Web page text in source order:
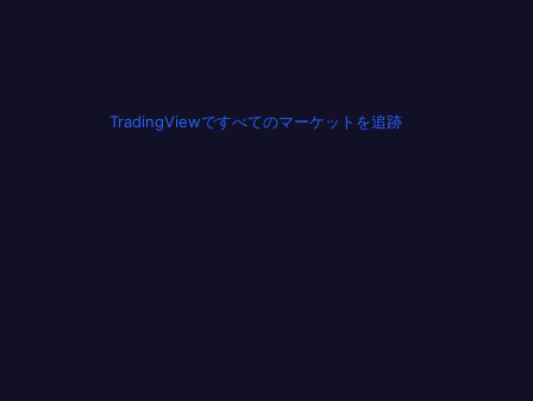
TradingViewですべてのマーケットを追跡